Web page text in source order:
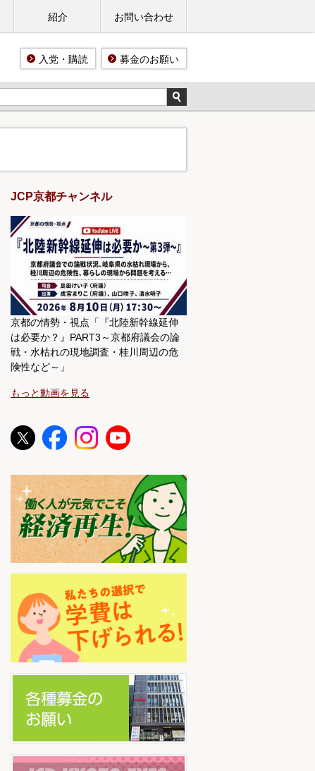
紹介 お問い合わせ
入党・購読 募金のお願い
JCP京都チャンネル
京都の情勢・視点「『北陸新幹線延伸
は必要か？』PART3～京都府議会の論
戦・水枯れの現地調査・桂川周辺の危
険性など～」
もっと動画を見る